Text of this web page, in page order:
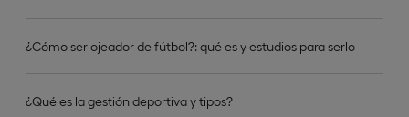
¿Cómo ser ojeador de fútbol?: qué es y estudios para serlo
¿Qué es la gestión deportiva y tipos?